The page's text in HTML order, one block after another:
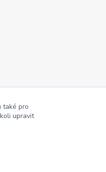
také pro
upravit